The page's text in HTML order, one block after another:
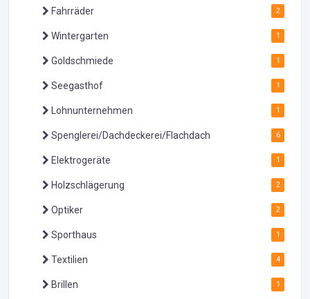
Fahrräder 2
Wintergarten 1
Goldschmiede 1
Seegasthof 1
Lohnunternehmen 1
Spenglerei/Dachdeckerei/Flachdach 6
Elektrogeräte 1
Holzschlägerung 2
Optiker 2
Sporthaus 1
Textilien 4
Brillen 1